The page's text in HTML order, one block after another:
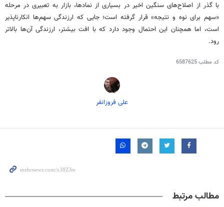
با گذر از اصلاح‌های سنگین اخیر در بسیاری از نمادها، بازار به تعبیری در مرحله
«سهم برای نوه و نتیجه» قرار گرفته است؛ جایی که ارزندگی سهم‌ها انکارناپذیر
است، اما همچنان این احتمال وجود دارد که با افت بیشتر، ارزندگی آن‌ها بالاتر
رود.
کد مطلب6587625
علی فروزانفر
مطالب مرتبط